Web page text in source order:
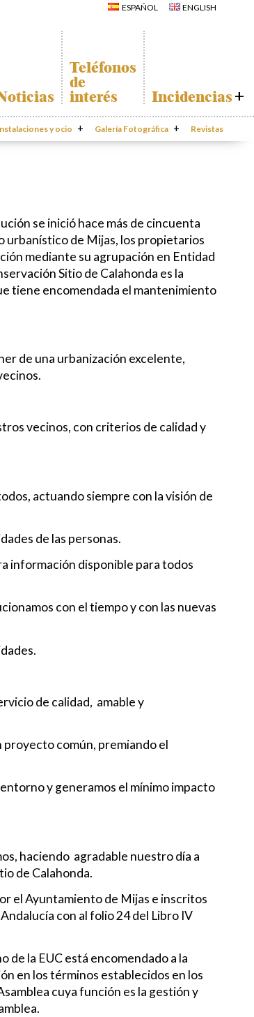
ESPAÑOL ENGLISH
Teléfonos
de
interés Incidencias
Incidencias
App Gecor
y ocio
Parque Calahonda
Senda litoral Mijas
a pie
Canino
Galería Fotográfica
Iglesia de San
Miguel
Parques de Sitio de
Vivero de
Calahonda
Revistas
se inició hace más de cincuenta
urbanístico de Mijas, los propietarios
mediante su agrupación en Entidad
Sitio de Calahonda es la
tiene encomendada el mantenimiento
de una urbanización excelente,
vecinos, con criterios de calidad y
actuando siempre con la visión de
de las personas.
información disponible para todos
con el tiempo y con las nuevas
de calidad, amable y
común, premiando el
y generamos el mínimo impacto
haciendo agradable nuestro día a
de Calahonda.
el Ayuntamiento de Mijas e inscritos
con al folio 24 del Libro IV
la EUC está encomendado a la
en los términos establecidos en los
cuya función es la gestión y